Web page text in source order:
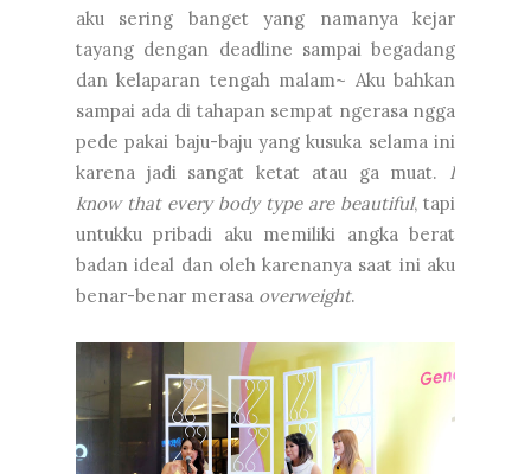
aku sering banget yang namanya kejar
tayang dengan deadline sampai begadang
dan kelaparan tengah malam~ Aku bahkan
sampai ada di tahapan sempat ngerasa ngga
pede pakai baju-baju yang kusuka selama ini
karena jadi sangat ketat atau ga muat. I
know that every body type are beautiful, tapi
untukku pribadi aku memiliki angka berat
badan ideal dan oleh karenanya saat ini aku
benar-benar merasa overweight.